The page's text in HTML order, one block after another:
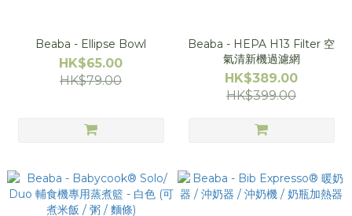
Beaba - Ellipse Bowl
HK$65.00
HK$79.00
Beaba - HEPA H13 Filter 空
氣清新機過濾網
HK$389.00
HK$399.00